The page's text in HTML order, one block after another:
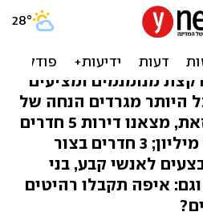
טק: מבצעי
מנומנמים ומציעים
היותר מגרדים הנחה של
100 אלף שקל. ובכל זאת, מצאנו דירות 5 חדרים
באשדוד בפחות מ-1.5 מיליון; 3 חדרים בצור
אלף; מבצעים לאנשי קבע, בני
איפה תקבלו רהיטים